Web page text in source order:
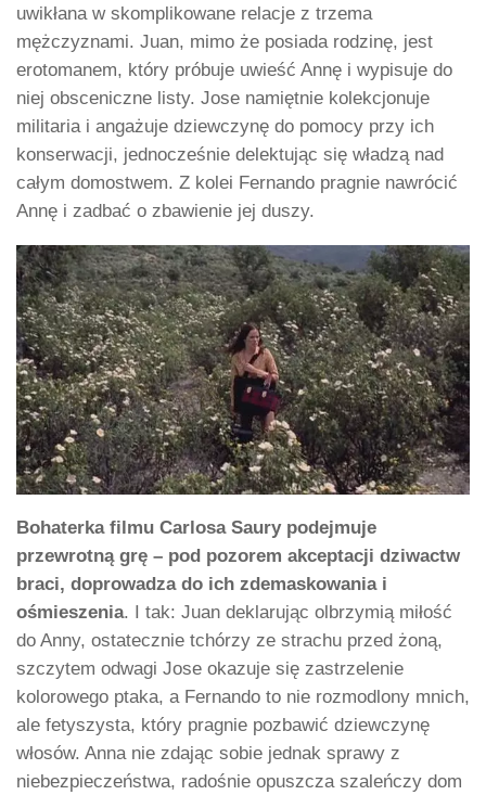
uwikłana w skomplikowane relacje z trzema
mężczyznami. Juan, mimo że posiada rodzinę, jest
erotomanem, który próbuje uwieść Annę i wypisuje do
niej obsceniczne listy. Jose namiętnie kolekcjonuje
militaria i angażuje dziewczynę do pomocy przy ich
konserwacji, jednocześnie delektując się władzą nad
całym domostwem. Z kolei Fernando pragnie nawrócić
Annę i zadbać o zbawienie jej duszy.
Bohaterka filmu Carlosa Saury podejmuje
przewrotną grę – pod pozorem akceptacji dziwactw
braci, doprowadza do ich zdemaskowania i
ośmieszenia. I tak: Juan deklarując olbrzymią miłość
do Anny, ostatecznie tchórzy ze strachu przed żoną,
szczytem odwagi Jose okazuje się zastrzelenie
kolorowego ptaka, a Fernando to nie rozmodlony mnich,
ale fetyszysta, który pragnie pozbawić dziewczynę
włosów. Anna nie zdając sobie jednak sprawy z
niebezpieczeństwa, radośnie opuszcza szaleńczy dom